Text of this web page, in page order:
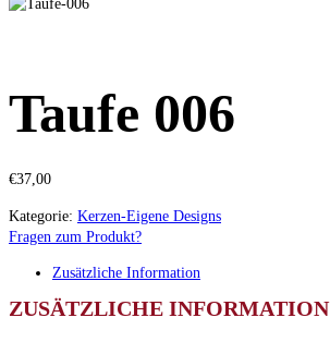
Taufe 006
€37,00
Kategorie: Kerzen-Eigene Designs
Fragen zum Produkt?
Zusätzliche Information
ZUSÄTZLICHE INFORMATION